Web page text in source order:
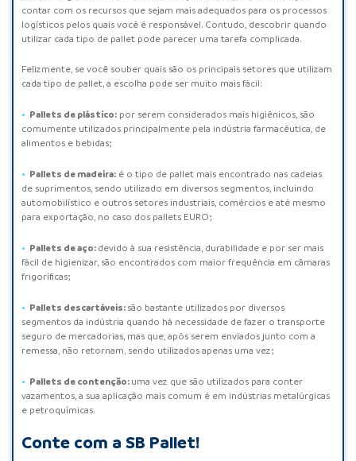
contar com os recursos que sejam mais adequados para os processos
logísticos pelos quais você é responsável. Contudo, descobrir quando
utilizar cada tipo de pallet pode parecer uma tarefa complicada.
Felizmente, se você souber quais são os principais setores que utilizam
cada tipo de pallet, a escolha pode ser muito mais fácil:
Pallets de plástico: por serem considerados mais higiênicos, são
comumente utilizados principalmente pela indústria farmacêutica, de
alimentos e bebidas;
Pallets de madeira: é o tipo de pallet mais encontrado nas cadeias
de suprimentos, sendo utilizado em diversos segmentos, incluindo
automobilístico e outros setores industriais, comércios e até mesmo
para exportação, no caso dos pallets EURO;
Pallets de aço: devido à sua resistência, durabilidade e por ser mais
fácil de higienizar, são encontrados com maior frequência em câmaras
frigoríficas;
Pallets descartáveis: são bastante utilizados por diversos
segmentos da indústria quando há necessidade de fazer o transporte
seguro de mercadorias, mas que, após serem enviados junto com a
remessa, não retornam, sendo utilizados apenas uma vez;
Pallets de contenção: uma vez que são utilizados para conter
vazamentos, a sua aplicação mais comum é em indústrias metalúrgicas
e petroquímicas.
Conte com a SB Pallet!